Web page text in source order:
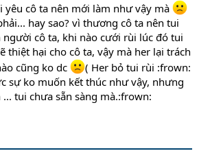
yêu cô ta nên mới làm như vậy mà
hay sao? vì thương cô ta nên tui
cô ta, khi nào cưới rùi lúc đó tui
thiệt hại cho cô ta, vậy mà her lại trách
cũng ko dc
( Her bỏ tui rùi :frown:
sự ko muốn kết thúc như vậy, nhưng
tui chưa sẵn sàng mà.:frown: